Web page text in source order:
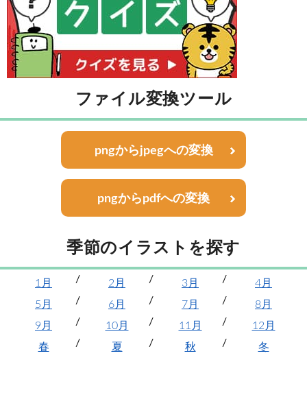
ファイル変換ツール
pngからjpegへの変換
pngからpdfへの変換
季節のイラストを探す
1月 2月 3月
4月
5月
6月 7月
8月
9月
10月 11月
12月
春
夏 秋 冬